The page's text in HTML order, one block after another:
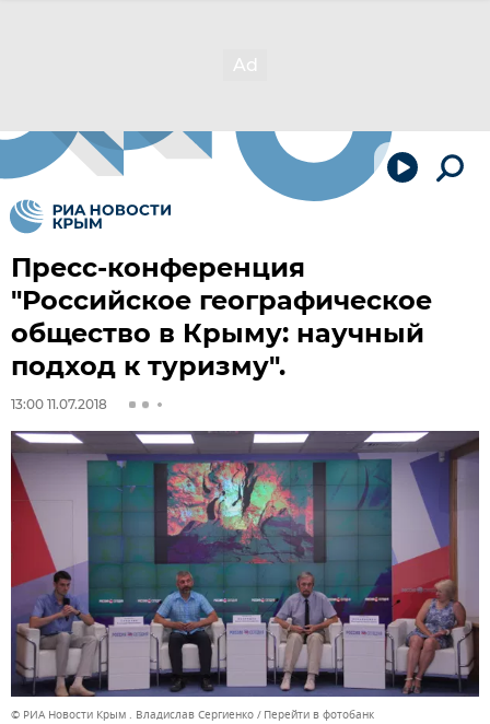
Пресс-конференция
"Российское географическое
общество в Крыму: научный
подход к туризму".
13:00 11.07.2018
© РИА Новости Крым . Владислав Сергиенко Перейти в фотобанк